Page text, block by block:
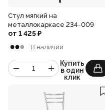
Стул мягкий на
металлокаркасе 234-009
от 1 425₽
В наличии
Купить
в один
клик
Лофт
Для фудкорта
Конференц-столы
Квадратные
Для летнего кафе
Лофт